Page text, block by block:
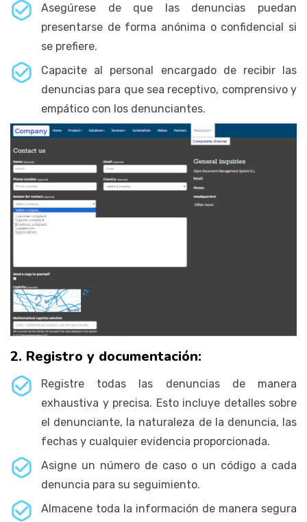
Asegúrese de que las denuncias puedan
presentarse de forma anónima o confidencial si
se prefiere.
Capacite al personal encargado de recibir las
denuncias para que sea receptivo, comprensivo y
empático con los denunciantes.
2. Registro y documentación:
Registre todas las denuncias de manera
exhaustiva y precisa. Esto incluye detalles sobre
el denunciante, la naturaleza de la denuncia, las
fechas y cualquier evidencia proporcionada.
Asigne un número de caso o un código a cada
denuncia para su seguimiento.
Almacene toda la información de manera segura